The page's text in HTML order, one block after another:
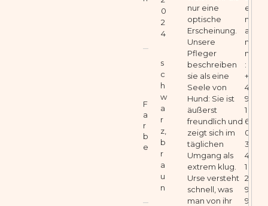
nur eine
optische
Erscheinung.
Unsere
Pfleger
beschreiben
sie als eine
Seele von
Hund: Sie ist
äußerst
freundlich und
zeigt sich im
täglichen
Umgang als
extrem klug.
Urse versteht
schnell, was
man von ihr
e
m
a
n
n
:
+
4
9
1
6
0
3
4
1
2
9
9
0
2
4
F
a
r
b
e
s
c
h
w
a
r
z,
b
r
a
u
n